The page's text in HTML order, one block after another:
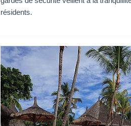
résidents.